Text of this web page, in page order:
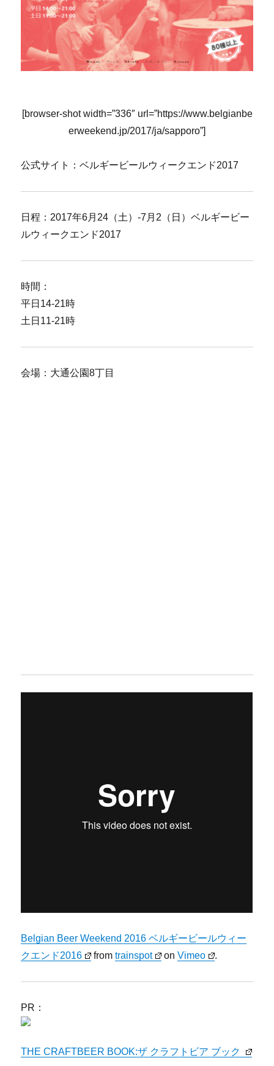
[browser-shot width=”336″ url=”https://www.belgianbe
erweekend.jp/2017/ja/sapporo”]
公式サイト：ベルギービールウィークエンド2017
日程：2017年6月24（土）-7月2（日）ベルギービー
ルウィークエンド2017
時間：
平日14-21時
土日11-21時
会場：大通公園8丁目
Belgian Beer Weekend 2016 ベルギービールウィー
クエンド2016
fromtrainspot onVimeo .
PR：
THE CRAFTBEER BOOK:ザ クラフトビア ブック